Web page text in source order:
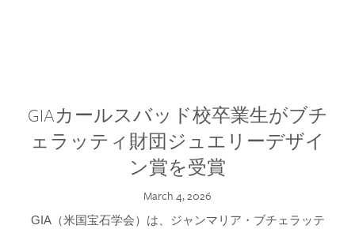
GIAカールスバッド校卒業生がブチ
ェラッティ財団ジュエリーデザイ
ン賞を受賞
March 4, 2026
GIA（米国宝石学会）は、ジャンマリア・ブチェラッテ